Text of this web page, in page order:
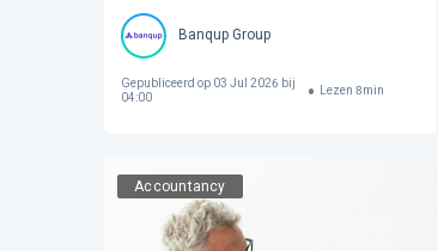
Banqup Group
Gepubliceerd op03 Jul 2026 bij
04:00
Lezen 8min
Accountancy